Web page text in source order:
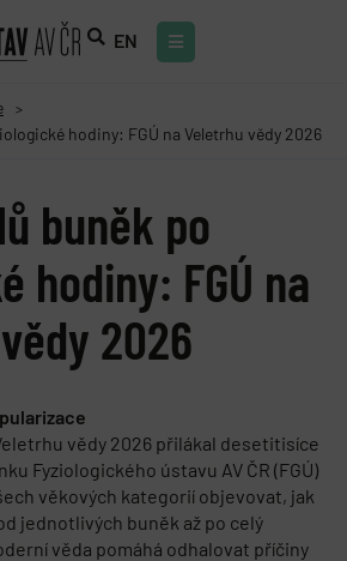
EN
>
hodiny: FGÚ na Veletrhu vědy 2026
buněk po
hodiny: FGÚ na
2026
vědy 2026 přilákal desetitisíce
Fyziologického ústavu AV ČR (FGÚ)
věkových kategorií objevovat, jak
jednotlivých buněk až po celý
věda pomáhá odhalovat příčiny